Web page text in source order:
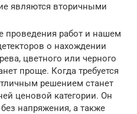
являются вторичными
проведения работ и нашем
о нахождении
цветного или черного
проще. Когда требуется
решением станет
ценовой категории. Он
напряжения, а также